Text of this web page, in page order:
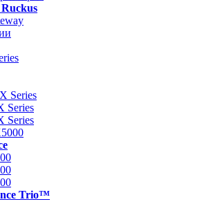
Series
Series
Series
Trio™